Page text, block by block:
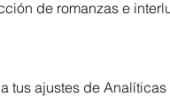
de romanzas e
tus ajustes de